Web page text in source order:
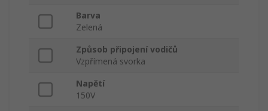
Barva
Zelená
Způsob připojení vodičů
Vzpřímená svorka
Napětí
150V